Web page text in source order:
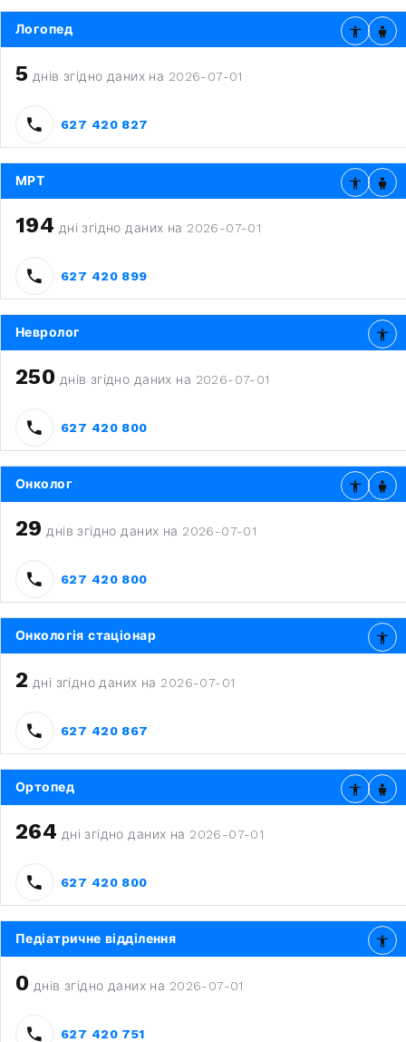
Логопед
5 днів згідно даних на 2026-07-01
627 420 827
МРТ
194 дні згідно даних на 2026-07-01
627 420 899
Невролог
250 днів згідно даних на 2026-07-01
627 420 800
Онколог
29 днів згідно даних на 2026-07-01
627 420 800
Онкологія стаціонар
2 дні згідно даних на 2026-07-01
627 420 867
Ортопед
264 дні згідно даних на 2026-07-01
627 420 800
Педіатричне відділення
0 днів згідно даних на 2026-07-01
627 420 751